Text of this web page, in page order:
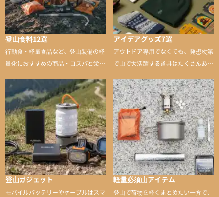
登山食料12選
行動食・軽量食品など、登山装備の軽
量化におすすめの商品・コスパと栄養
アイデアグッズ7選
アウトドア専用でなくても、発想次第
で山で大活躍する道具はたくさんあり
山に持ち込むと快適性や安心感をグッ
と引き上げてくれる――そんな意外性
のあるアイテムを紹介
登山ガジェット
モバイルバッテリーやケーブルはスマ
軽量必須山アイテム
登山で荷物を軽くまとめたい一方で、